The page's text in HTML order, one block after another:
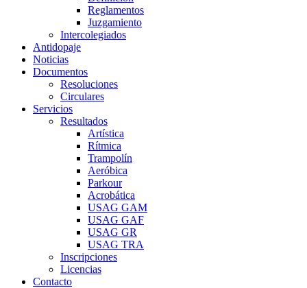
Reglamentos
Juzgamiento
Intercolegiados
Antidopaje
Noticias
Documentos
Resoluciones
Circulares
Servicios
Resultados
Artística
Rítmica
Trampolín
Aeróbica
Parkour
Acrobática
USAG GAM
USAG GAF
USAG GR
USAG TRA
Inscripciones
Licencias
Contacto